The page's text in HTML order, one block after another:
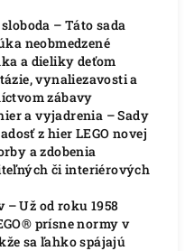
– Táto sada
neobmedzené
a dieliky deťom
vynaliezavosti a
zábavy
a vyjadrenia – Sady
z hier LEGO novej
a zdobenia
či interiérových
Už od roku 1958
prísne normy v
sa ľahko spájajú